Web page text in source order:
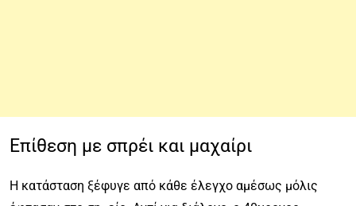
Επίθεση με σπρέι και μαχαίρι
Η κατάσταση ξέφυγε από κάθε έλεγχο αμέσως μόλις